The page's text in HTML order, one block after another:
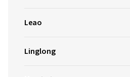
Leao
Linglong